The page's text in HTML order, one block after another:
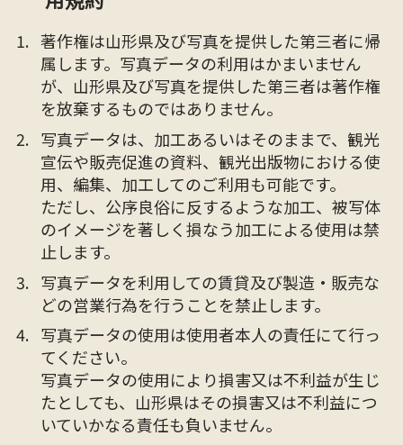
著作権は山形県及び写真を提供した第三者に帰
属します。写真データの利用はかまいません
が、山形県及び写真を提供した第三者は著作権
を放棄するものではありません。
写真データは、加工あるいはそのままで、観光
宣伝や販売促進の資料、観光出版物における使
用、編集、加工してのご利用も可能です。
ただし、公序良俗に反するような加工、被写体
のイメージを著しく損なう加工による使用は禁
止します。
写真データを利用しての賃貸及び製造・販売な
どの営業行為を行うことを禁止します。
写真データの使用は使用者本人の責任にて行っ
てください。
写真データの使用により損害又は不利益が生じ
たとしても、山形県はその損害又は不利益につ
いていかなる責任も負いません。